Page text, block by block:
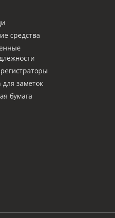
средства
для заметок
бумага